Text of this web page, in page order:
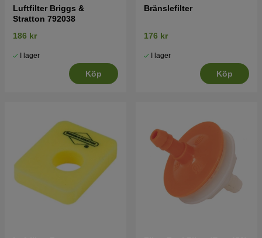
Luftfilter Briggs &
Stratton 792038
186 kr
I lager
Köp
Bränslefilter
176 kr
I lager
Köp